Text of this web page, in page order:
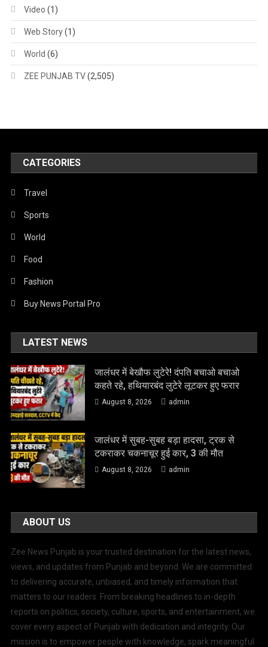
Video (1)
Web Story(1)
World (6)
ZEE PUNJAB TV(2,505)
CATEGORIES
Travel
Sports
World
Food
Fashion
Buy News Portal Pro
LATEST NEWS
जालंधर में बेखौफ लुटेरे! दंपति बचाओ बचाओ
कहते रहे, हथियारबंद लुटेरे लूटकर हुए फरार
August 8, 2026 admin
जालंधर में सुबह-सुबह बड़ा हादसा, ट्रक से
टकराकर चकनाचूर हुई कार, 3 की मौत
August 8, 2026 admin
ABOUT US
Zee News Punjab is your trusted destination for the latest news,
views, and updates from Punjab and beyond. We are committed
to delivering accurate, unbiased, and timely information that
matters to our readers. From breaking headlines to in-depth
reports on politics, society, culture, sports, and entertainment, we
cover every aspect of Punjab with dedication and integrity. Our
mission is to empower people with knowledge, spark meaningful